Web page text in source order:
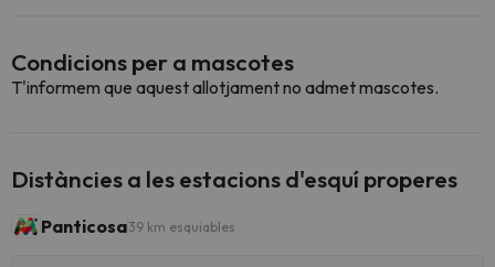
Condicions per a mascotes
T'informem que aquest allotjament no admet mascotes.
Distàncies a les estacions d'esquí properes
Panticosa39 km esquiables